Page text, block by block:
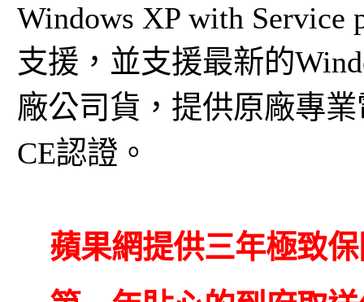
Windows XP with Service
支援，並支援最新的
廠公司貨，提供原廠專
CE認證。
蘋果網提供三年極致